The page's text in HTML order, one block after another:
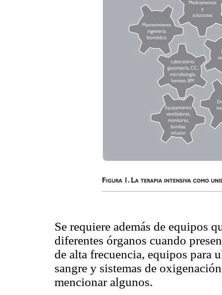
Se requiere además de equipos
diferentes órganos cuando
de alta frecuencia, equipos para
sangre y sistemas de
mencionar algunos.